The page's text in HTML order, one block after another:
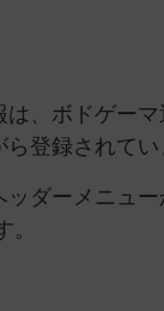
、ボドゲー
登録されてい
ダーメニュ